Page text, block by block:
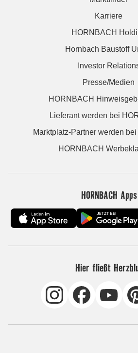
Karriere
HORNBACH
Hornbach Baustoff
Investor
Presse/Medien
HORNBACH
Lieferant werden bei
Marktplatz-Partner werden
HORNBACH
HORNBACH Apps
Hier fließt